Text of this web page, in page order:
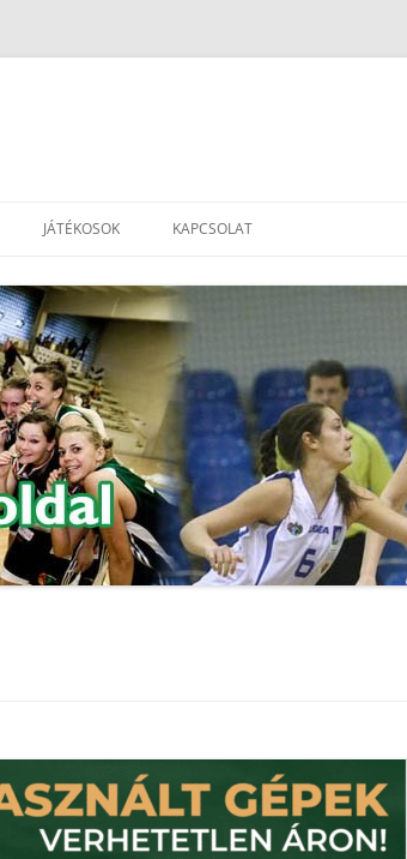
JÁTÉKOSOK KAPCSOLAT